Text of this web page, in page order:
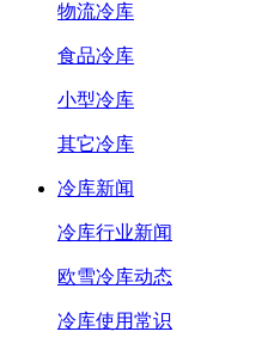
物流冷库
食品冷库
小型冷库
其它冷库
冷库新闻
冷库行业新闻
欧雪冷库动态
冷库使用常识